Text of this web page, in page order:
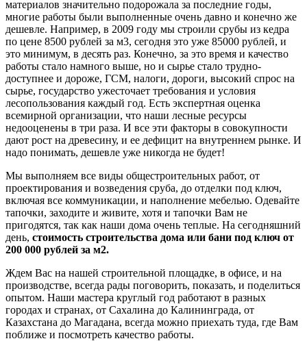
материалов значительно подорожала за последние годы,
многие работы были выполненные очень давно и конечно же
дешевле. Например, в 2009 году мы строили срубы из кедра
по цене 8500 рублей за м3, сегодня это уже 85000 рублей, и
это минимум, в десять раз. Конечно, за это время и качество
работы стало намного выше, но и сырье стало трудно-
доступнее и дороже, ГСМ, налоги, дороги, высокий спрос на
сырье, государство ужесточает требования и условия
лесопользования каждый год. Есть экспертная оценка
всемирной организации, что наши лесные ресурсы
недооценены в три раза. И все эти факторы в совокупности
дают рост на древесину, и ее дефицит на внутреннем рынке. И
надо понимать, дешевле уже никогда не будет!
Мы выполняем все виды общестроительных работ, от
проектирования и возведения сруба, до отделки под ключ,
включая все коммуникации, и наполнение мебелью. Одевайте
тапочки, заходите и живите, хотя и тапочки Вам не
пригодятся, так как наши дома очень теплые. На сегодняшний
день, стоимость строительства дома или бани под ключ от
200 000 рублей за м2.
Ждем Вас на нашей строительной площадке, в офисе, и на
производстве, всегда рады поговорить, показать, и поделиться
опытом. Наши мастера круглый год работают в разных
городах и странах, от Сахалина до Калининграда, от
Казахстана до Магадана, всегда можно приехать туда, где Вам
поближе и посмотреть качество работы.